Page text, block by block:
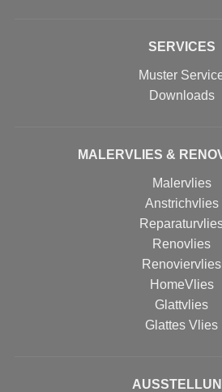
SERVICES
Muster
Downloads
MALERVLIES &
Malervlies
Anstrichvlies
Renovlies
Renoviervlies
HomeVlies
Glattvlies
Glattes Vlies